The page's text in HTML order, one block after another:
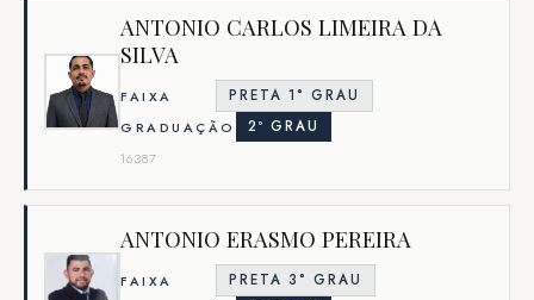
ANTONIO CARLOS LIMEIRA DA
SILVA
FAIXA
PRETA 1° GRAU
GRADUAÇÃO
2º GRAU
16387
ANTONIO ERASMO PEREIRA
FAIXA
PRETA 3° GRAU